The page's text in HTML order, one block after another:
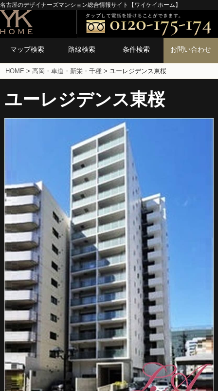
名古屋のデザイナーズマンション総合情報サイト【ワイケイホーム】
マップ検索 路線検索 条件検索 お問い合わせ
HOME >高岡・車道・新栄・千種 > ユーレジデンス東桜
ユーレジデンス東桜